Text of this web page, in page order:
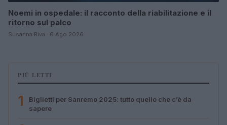
Noemi in ospedale: il racconto della riabilitazione e il
ritorno sul palco
Susanna Riva · 6 Ago 2026
PIÙ LETTI
1
Biglietti per Sanremo 2025: tutto quello che c’è da
sapere